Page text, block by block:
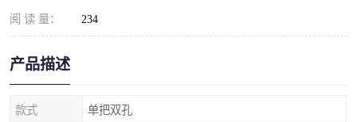
阅 读 量： 234
产品描述
款式 单把双孔